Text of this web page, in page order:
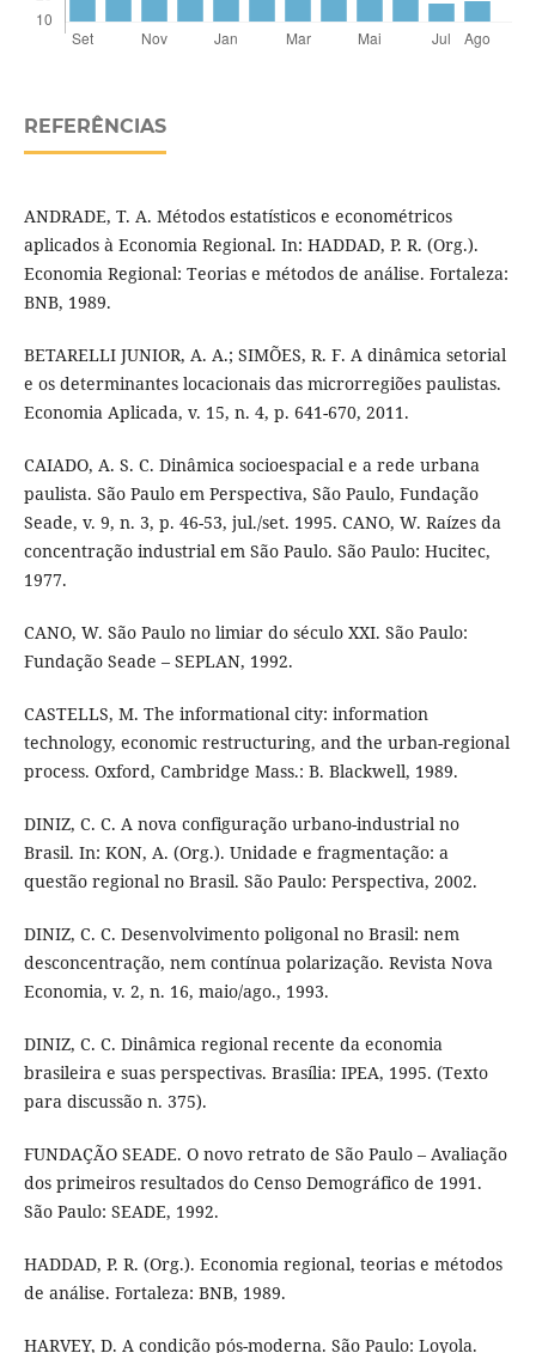
REFERÊNCIAS
ANDRADE, T. A. Métodos estatísticos e econométricos
aplicados à Economia Regional. In: HADDAD, P. R. (Org.).
Economia Regional: Teorias e métodos de análise. Fortaleza:
BNB, 1989.
BETARELLI JUNIOR, A. A.; SIMÕES, R. F. A dinâmica setorial
e os determinantes locacionais das microrregiões paulistas.
Economia Aplicada, v. 15, n. 4, p. 641-670, 2011.
CAIADO, A. S. C. Dinâmica socioespacial e a rede urbana
paulista. São Paulo em Perspectiva, São Paulo, Fundação
Seade, v. 9, n. 3, p. 46-53, jul./set. 1995. CANO, W. Raízes da
concentração industrial em São Paulo. São Paulo: Hucitec,
1977.
CANO, W. São Paulo no limiar do século XXI. São Paulo:
Fundação Seade – SEPLAN, 1992.
CASTELLS, M. The informational city: information
technology, economic restructuring, and the urban-regional
process. Oxford, Cambridge Mass.: B. Blackwell, 1989.
DINIZ, C. C. A nova configuração urbano-industrial no
Brasil. In: KON, A. (Org.). Unidade e fragmentação: a
questão regional no Brasil. São Paulo: Perspectiva, 2002.
DINIZ, C. C. Desenvolvimento poligonal no Brasil: nem
desconcentração, nem contínua polarização. Revista Nova
Economia, v. 2, n. 16, maio/ago., 1993.
DINIZ, C. C. Dinâmica regional recente da economia
brasileira e suas perspectivas. Brasília: IPEA, 1995. (Texto
para discussão n. 375).
FUNDAÇÃO SEADE. O novo retrato de São Paulo – Avaliação
dos primeiros resultados do Censo Demográfico de 1991.
São Paulo: SEADE, 1992.
HADDAD, P. R. (Org.). Economia regional, teorias e métodos
de análise. Fortaleza: BNB, 1989.
HARVEY, D. A condição pós-moderna. São Paulo: Loyola.